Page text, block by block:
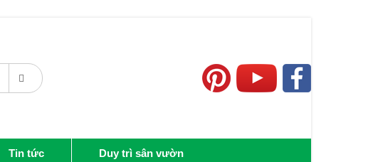
Tin tức Duy trì sân vườn